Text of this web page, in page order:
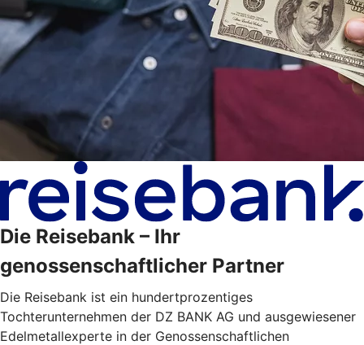
Die Reisebank – Ihr
genossenschaftlicher Partner
Die Reisebank ist ein hundertprozentiges
Tochterunternehmen der DZ BANK AG und ausgewiesener
Edelmetallexperte in der Genossenschaftlichen